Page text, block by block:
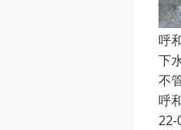
呼
下
不
呼
22-